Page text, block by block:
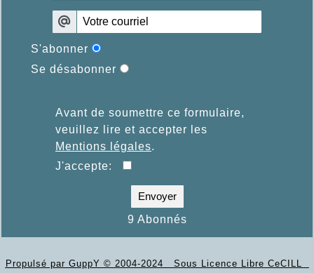
S'abonner
Se désabonner
Avant de soumettre ce formulaire,
veuillez lire et accepter les
Mentions légales.
J'accepte:
Envoyer
9 Abonnés
Propulsé par GuppY © 2004-2024
Sous Licence Libre CeCILL